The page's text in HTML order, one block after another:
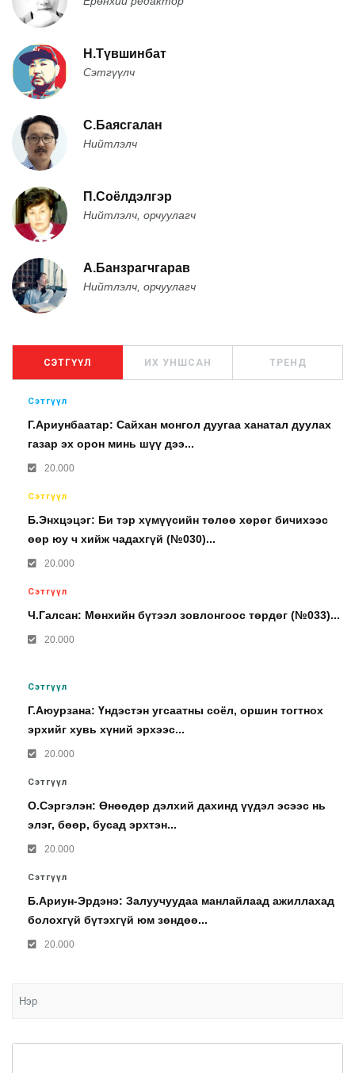
Н.Түвшинбат
Сэтгүүлч
С.Баясгалан
Нийтлэлч
П.Соёлдэлгэр
Нийтлэлч, орчуулагч
А.Банзрагчгарав
Нийтлэлч, орчуулагч
СЭТГҮҮЛ ИХ УНШСАН ТРЕНД
Сэтгүүл
Г.Ариунбаатар: Сайхан монгол дуугаа ханатал дуулах
газар эх орон минь шүү дээ...
20.000
Сэтгүүл
Б.Энхцэцэг: Би тэр хүмүүсийн төлөө хөрөг бичихээс
өөр юу ч хийж чадахгүй (№030)...
20.000
Сэтгүүл
Ч.Галсан: Мөнхийн бүтээл зовлонгоос төрдөг (№033)...
20.000
Сэтгүүл
Г.Аюурзана: Үндэстэн угсаатны соёл, оршин тогтнох
эрхийг хувь хүний эрхээс...
20.000
Сэтгүүл
О.Сэргэлэн: Өнөөдөр дэлхий дахинд үүдэл эсээс нь
элэг, бөөр, бусад эрхтэн...
20.000
Сэтгүүл
Б.Ариун-Эрдэнэ: Залуучуудаа манлайлаад ажиллахад
болохгүй бүтэхгүй юм зөндөө...
20.000